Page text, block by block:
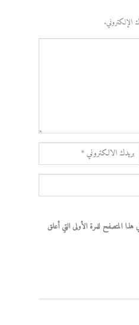
الإلكتروني.
المتصفح للمرة الأولى التي أعلق